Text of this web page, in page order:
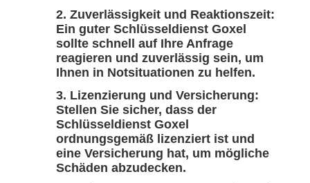
Zuverlässigkeit und Reaktionszeit:
Ein guter Schlüsseldienst Goxel
sollte schnell auf Ihre Anfrage
reagieren und zuverlässig sein, um
Ihnen in Notsituationen zu helfen.
Lizenzierung und Versicherung:
Stellen Sie sicher, dass der
Schlüsseldienst Goxel
ordnungsgemäß lizenziert ist und
eine Versicherung hat, um mögliche
Schäden abzudecken.